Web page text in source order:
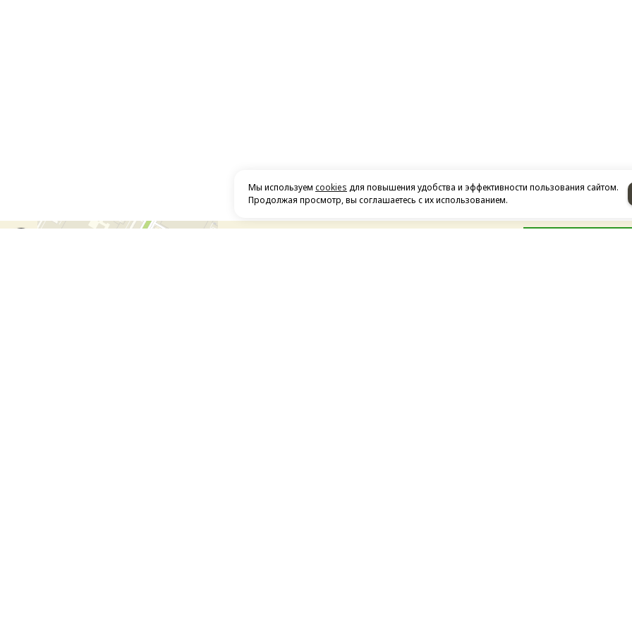
Мы используем cookies для повышения удобства и эффективности пользования сайтом.
Продолжая просмотр, вы соглашаетесь с их использованием.